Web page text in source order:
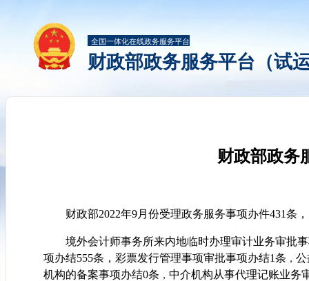
全国一体化在线政务服务平台
财政部政务服务平台（试
财政部政务
财政部2022年9月份受理政务服务事项办件431条
境外会计师事务所来内地临时办理审计业务审批
项办结555条 ， 彩票发行管理事项审批事项办结1条 ， 公
机构的备案事项办结0条 ， 中介机构从事代理记账业务